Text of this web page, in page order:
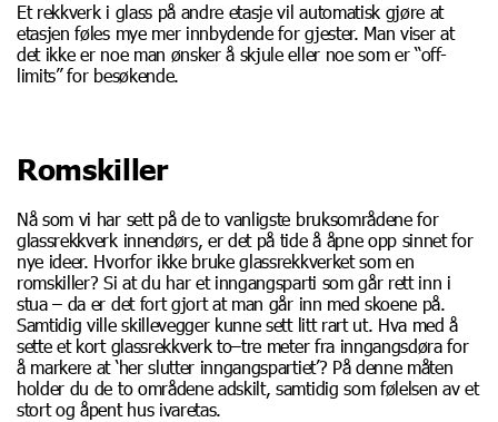
Et rekkverk i glass på andre etasje vil automatisk gjøre at
etasjen føles mye mer innbydende for gjester. Man viser at
det ikke er noe man ønsker å skjule eller noe som er “off-
limits” for besøkende.
Romskiller
Nå som vi har sett på de to vanligste bruksområdene for
glassrekkverk innendørs, er det på tide å åpne opp sinnet for
nye ideer. Hvorfor ikke bruke glassrekkverket som en
romskiller? Si at du har et inngangsparti som går rett inn i
stua – da er det fort gjort at man går inn med skoene på.
Samtidig ville skillevegger kunne sett litt rart ut. Hva med å
sette et kort glassrekkverk to–tre meter fra inngangsdøra for
å markere at ‘her slutter inngangspartiet’? På denne måten
holder du de to områdene adskilt, samtidig som følelsen av et
stort og åpent hus ivaretas.